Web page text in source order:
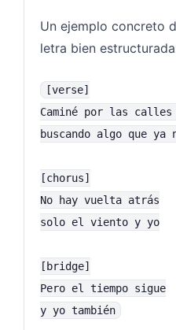
Un ejemplo concreto
letra bien
[verse]
Caminé por las calles
buscando algo que ya
[chorus]
No hay vuelta atrás
solo el viento y yo
[bridge]
Pero el tiempo sigue
y yo también